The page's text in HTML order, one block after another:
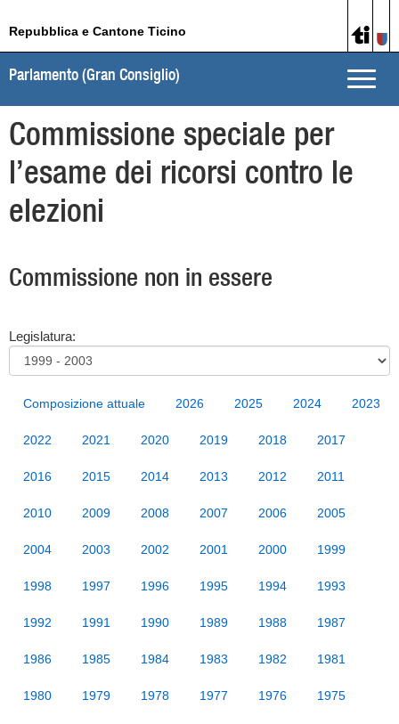
Repubblica e Cantone Ticino
Toggle
Parlamento (Gran Consiglio)
Commissione speciale per
l’esame dei ricorsi contro le
elezioni
Commissione non in essere
Legislatura:
Composizione attuale 2026 2025 2024 2023
2022 2021 2020 2019 2018 2017
2016 2015 2014 2013 2012 2011
2010 2009 2008 2007 2006 2005
2004 2003 2002 2001 2000 1999
1998 1997 1996 1995 1994 1993
1992 1991 1990 1989 1988 1987
1986 1985 1984 1983 1982 1981
1980 1979 1978 1977 1976 1975